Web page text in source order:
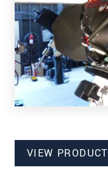
VIEW PRODUCT